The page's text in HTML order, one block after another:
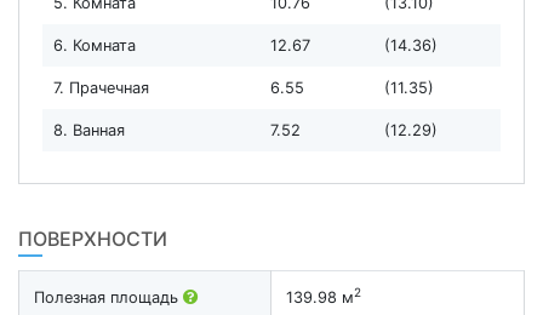
6. Комната 12.67 (14.36)
7. Прачечная 6.55 (11.35)
8. Ванная 7.52 (12.29)
ПОВЕРХНОСТИ
Полезная площадь 139.98 м2